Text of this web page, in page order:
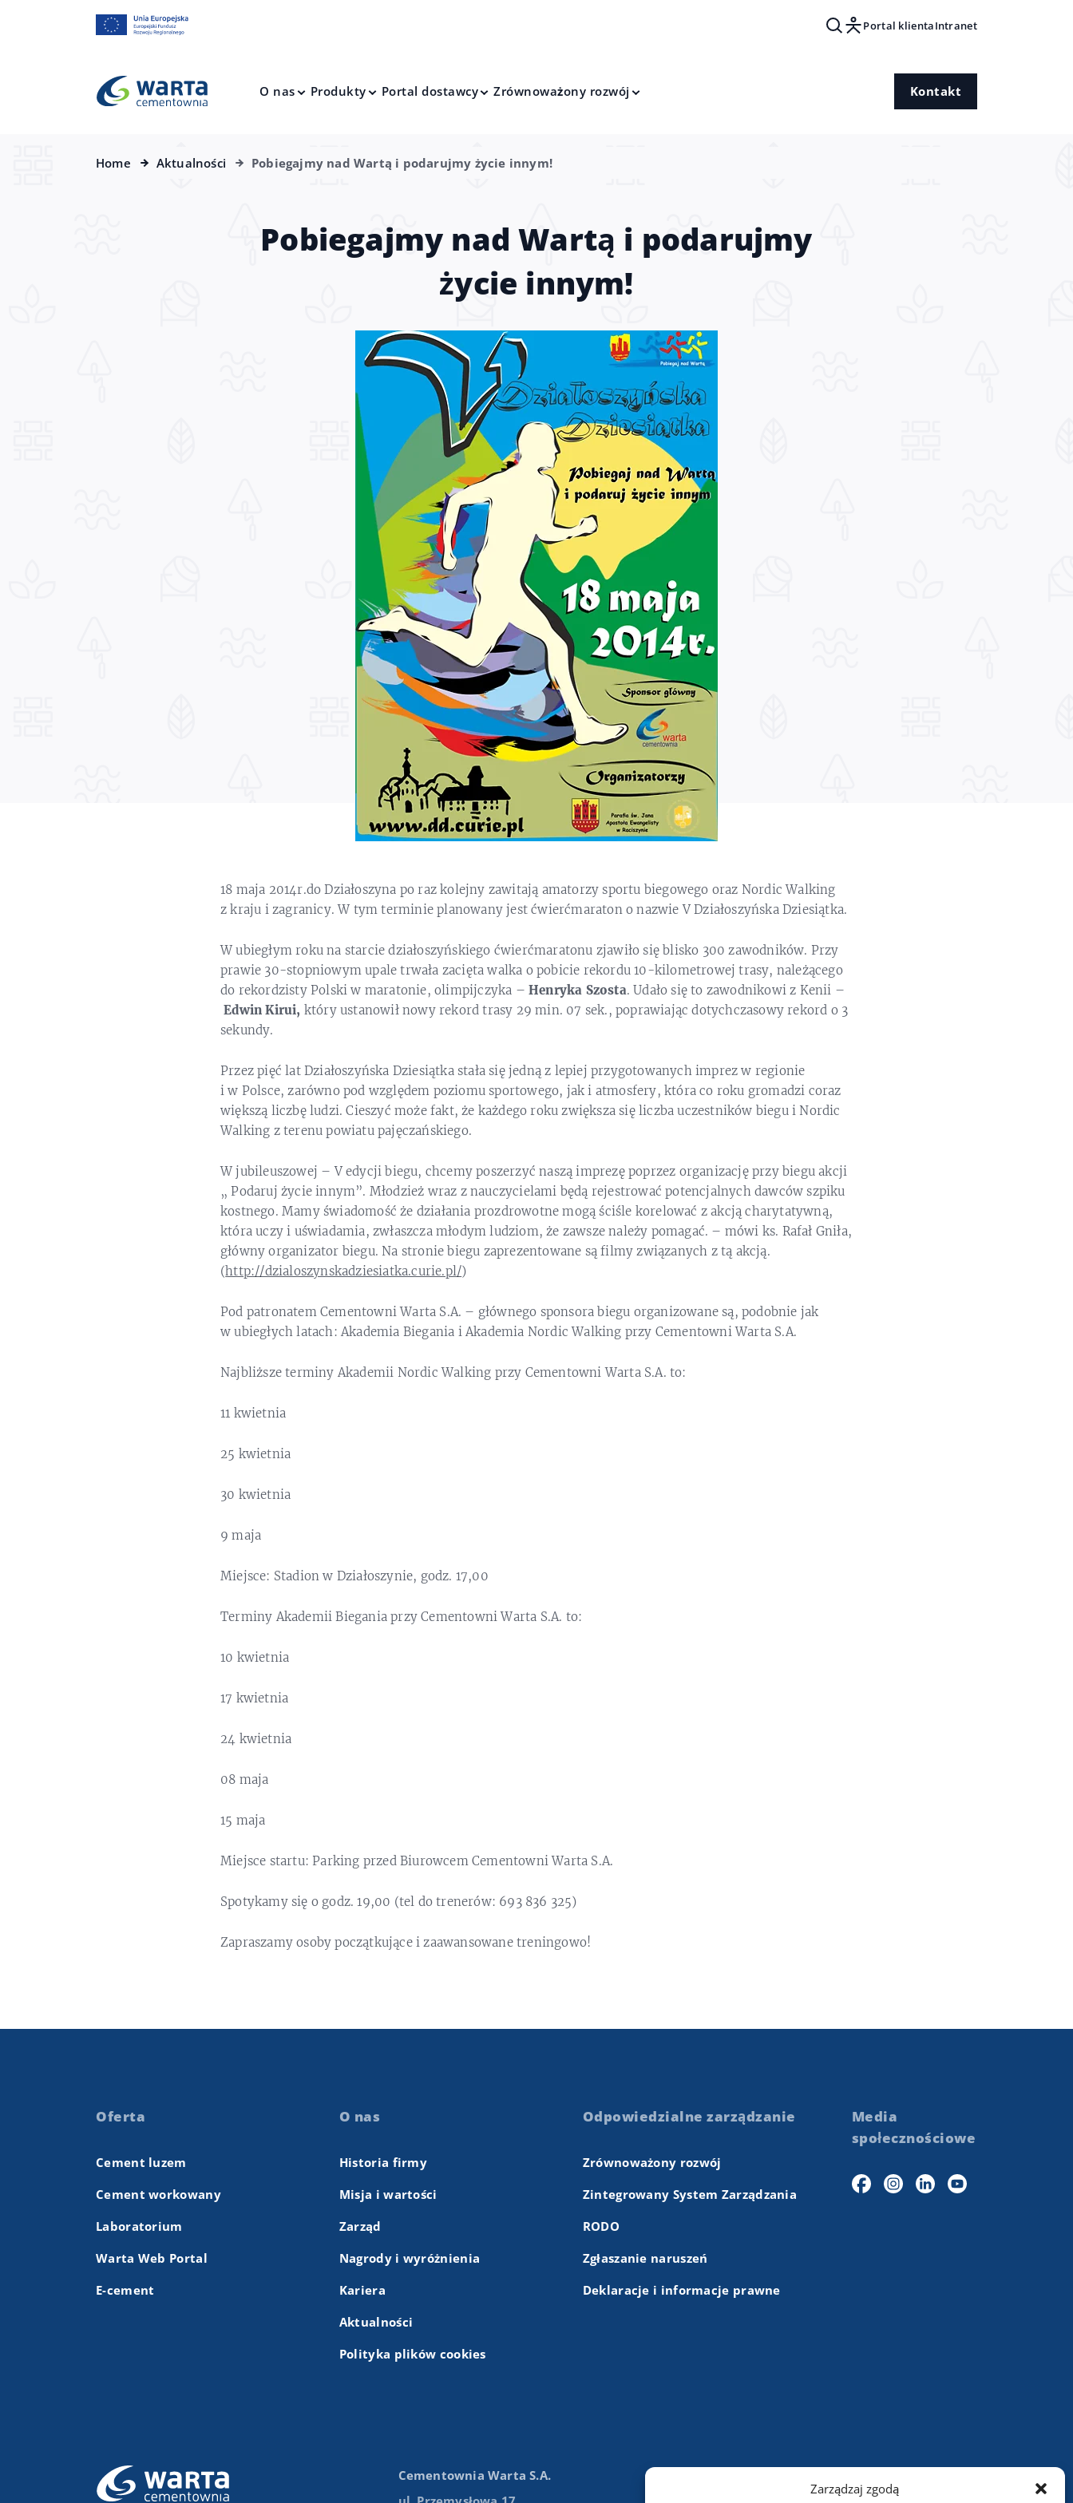
Zarządzaj zgodą
Portal klientaIntranet
O nas Produkty Portal dostawcy Zrównoważony rozwój Kontakt
Home Aktualności Pobiegajmy nad Wartą i podarujmy życie innym!
Pobiegajmy nad Wartą i podarujmy
życie innym!
18 maja 2014r.do Działoszyna po raz kolejny zawitają amatorzy sportu biegowego oraz Nordic Walking
z kraju i zagranicy. W tym terminie planowany jest ćwierćmaraton o nazwie V Działoszyńska Dziesiątka.
W ubiegłym roku na starcie działoszyńskiego ćwierćmaratonu zjawiło się blisko 300 zawodników. Przy
prawie 30-stopniowym upale trwała zacięta walka o pobicie rekordu 10-kilometrowej trasy, należącego
do rekordzisty Polski w maratonie, olimpijczyka –Henryka Szosta. Udało się to zawodnikowi z Kenii –
Edwin Kirui, który ustanowił nowy rekord trasy 29 min. 07 sek., poprawiając dotychczasowy rekord o 3
sekundy.
Przez pięć lat Działoszyńska Dziesiątka stała się jedną z lepiej przygotowanych imprez w regionie
i w Polsce, zarówno pod względem poziomu sportowego, jak i atmosfery, która co roku gromadzi coraz
większą liczbę ludzi. Cieszyć może fakt, że każdego roku zwiększa się liczba uczestników biegu i Nordic
Walking z terenu powiatu pajęczańskiego.
W jubileuszowej – V edycji biegu, chcemy poszerzyć naszą imprezę poprzez organizację przy biegu akcji
„ Podaruj życie innym”. Młodzież wraz z nauczycielami będą rejestrować potencjalnych dawców szpiku
kostnego. Mamy świadomość że działania prozdrowotne mogą ściśle korelować z akcją charytatywną,
która uczy i uświadamia, zwłaszcza młodym ludziom, że zawsze należy pomagać. – mówi ks. Rafał Gniła,
główny organizator biegu. Na stronie biegu zaprezentowane są filmy związanych z tą akcją.
(http://dzialoszynskadziesiatka.curie.pl/)
Pod patronatem Cementowni Warta S.A. – głównego sponsora biegu organizowane są, podobnie jak
w ubiegłych latach: Akademia Biegania i Akademia Nordic Walking przy Cementowni Warta S.A.
Najbliższe terminy Akademii Nordic Walking przy Cementowni Warta S.A. to:
11 kwietnia
25 kwietnia
30 kwietnia
9 maja
Miejsce: Stadion w Działoszynie, godz. 17,00
Terminy Akademii Biegania przy Cementowni Warta S.A. to:
10 kwietnia
17 kwietnia
24 kwietnia
08 maja
15 maja
Miejsce startu: Parking przed Biurowcem Cementowni Warta S.A.
Spotykamy się o godz. 19,00 (tel do trenerów: 693 836 325)
Zapraszamy osoby początkujące i zaawansowane treningowo!
Oferta
Cement luzem
Cement workowany
Laboratorium
Warta Web Portal
E-cement
O nas
Historia firmy
Misja i wartości
Zarząd
Nagrody i wyróżnienia
Kariera
Aktualności
Polityka plików cookies
Odpowiedzialne zarządzanie
Zrównoważony rozwój
Zintegrowany System Zarządzania
RODO
Zgłaszanie naruszeń
Deklaracje i informacje prawne
Media
społecznościowe
Cementownia Warta S.A.
info@wartasa.com.pl